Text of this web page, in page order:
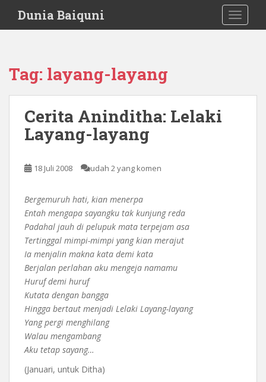
i
Dunia Baiquni
Tag: layang-layang
Cerita Aninditha: Lelaki
Layang-layang
18 Juli 2008 udah 2 yang komen
Bergemuruh hati, kian menerpa
Entah mengapa sayangku tak kunjung reda
Padahal jauh di pelupuk mata terpejam asa
Tertinggal mimpi-mimpi yang kian merajut
Ia menjalin makna kata demi kata
Berjalan perlahan aku mengeja namamu
Huruf demi huruf
Kutata dengan bangga
Hingga bertaut menjadi Lelaki Layang-layang
Yang pergi menghilang
Walau mengambang
Aku tetap sayang…
(Januari, untuk Ditha)